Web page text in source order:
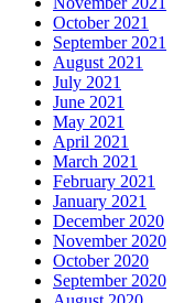
October 2021
September 2021
August 2021
July 2021
June 2021
May 2021
April 2021
March 2021
February 2021
January 2021
December 2020
November 2020
October 2020
September 2020